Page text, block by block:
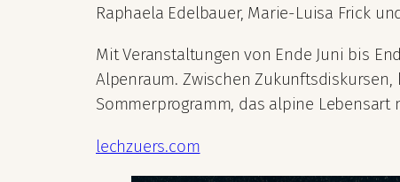
Raphaela Edelbauer, Marie-Luisa Frick
Mit Veranstaltungen von Ende Juni bis
Alpenraum. Zwischen
Sommerprogramm, das alpine
lechzuers.com